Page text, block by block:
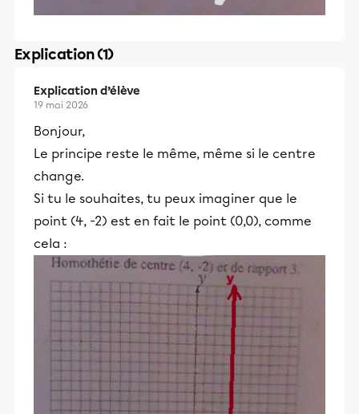
Explication (1)
Explication d’élève
19 mai 2026
Bonjour,
Le principe reste le même, même si le centre
change.
Si tu le souhaites, tu peux imaginer que le
point (4, -2) est en fait le point (0,0), comme
cela :